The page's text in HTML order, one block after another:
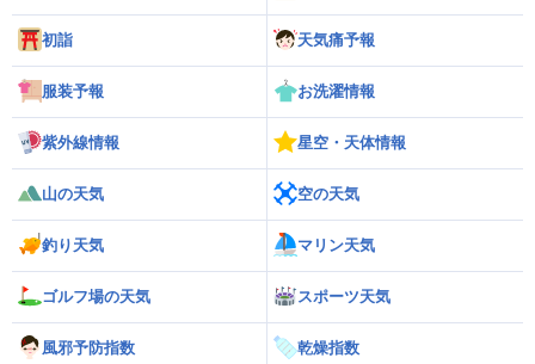
初詣 天気痛予報
服装予報 お洗濯情報
紫外線情報 星空・天体情報
山の天気 空の天気
釣り天気 マリン天気
ゴルフ場の天気 スポーツ天気
風邪予防指数 乾燥指数